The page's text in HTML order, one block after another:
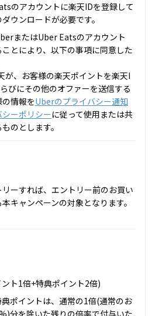
のアカウントに楽天IDを登録して
ウンロードが必要です。
またはUber Eatsのアカウント
とにより、以下の事項に同意した
が、お客様の楽天ポイントを楽天I
びにその他のオファーを送信する
情報をUberのプライバシー通知
ーポリシーに従って使用または共
のとします。
ーすれば、エントリー前のお買い
キャンペーンの対象となります。
ト1倍+特典ポイント2倍)
ポイントは、通常の1倍(通常のお